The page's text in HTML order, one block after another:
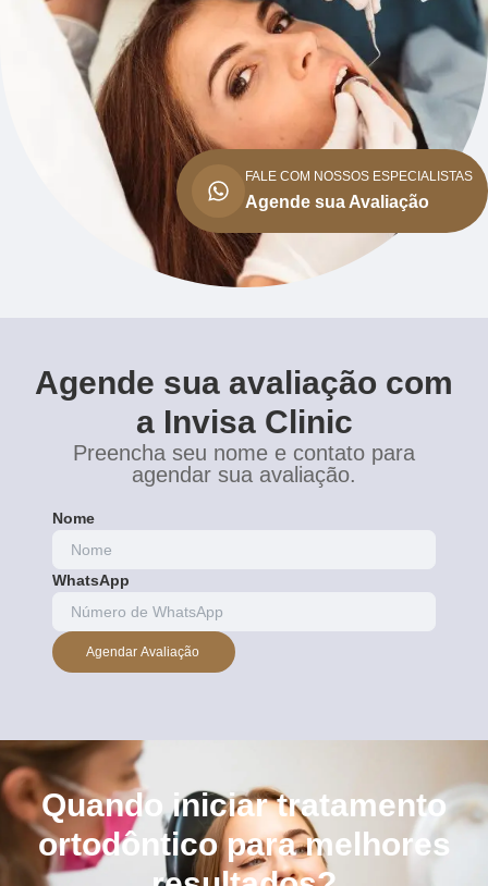
FALE COM NOSSOS ESPECIALISTAS
Agende sua Avaliação
Agende sua avaliação com
a Invisa Clinic
Preencha seu nome e contato para
agendar sua avaliação.
Nome
WhatsApp
Agendar Avaliação
Quando iniciar tratamento
ortodôntico para melhores